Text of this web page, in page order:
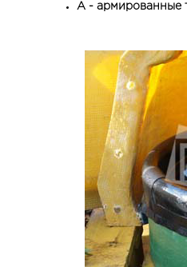
А - армированные